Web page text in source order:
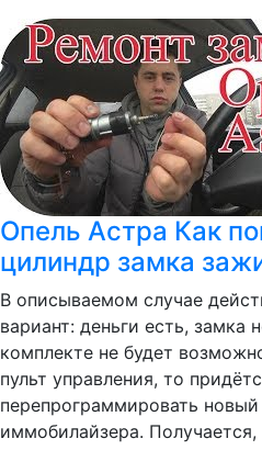
Опель Астра Как
цилиндр замка
В описываемом случае
вариант: деньги есть, замка
комплекте не будет
пульт управления, то
перепрограммировать
иммобилайзера.